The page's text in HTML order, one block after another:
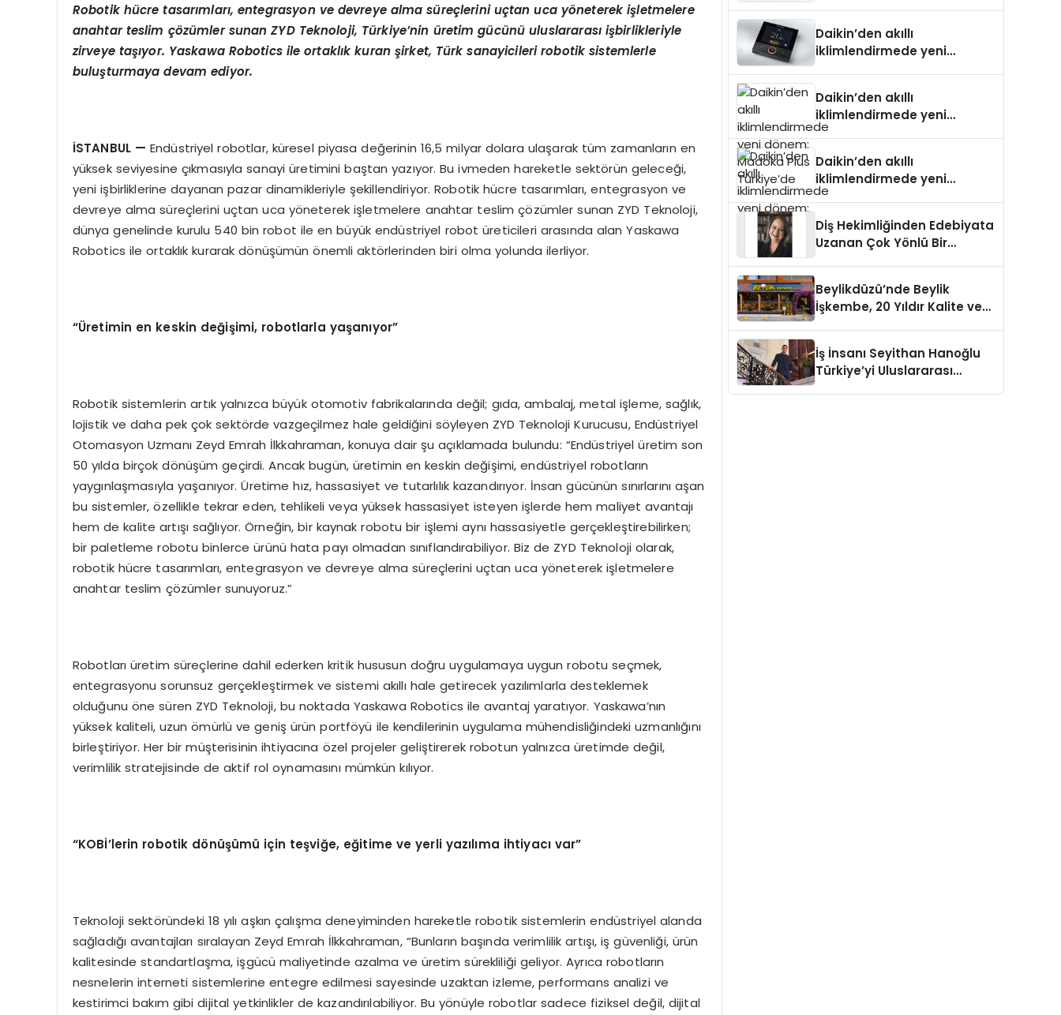
Robotik hücre tasarımları, entegrasyon ve devreye alma süreçlerini uçtan uca yöneterek işletmelere
anahtar teslim çözümler sunan ZYD Teknoloji, Türkiye’nin üretim gücünü uluslararası işbirlikleriyle
zirveye taşıyor. Yaskawa Robotics ile ortaklık kuran şirket, Türk sanayicileri robotik sistemlerle
buluşturmaya devam ediyor.
İSTANBUL — Endüstriyel robotlar, küresel piyasa değerinin 16,5 milyar dolara ulaşarak tüm zamanların en
yüksek seviyesine çıkmasıyla sanayi üretimini baştan yazıyor. Bu ivmeden hareketle sektörün geleceği,
yeni işbirliklerine dayanan pazar dinamikleriyle şekillendiriyor. Robotik hücre tasarımları, entegrasyon ve
devreye alma süreçlerini uçtan uca yöneterek işletmelere anahtar teslim çözümler sunan ZYD Teknoloji,
dünya genelinde kurulu 540 bin robot ile en büyük endüstriyel robot üreticileri arasında alan Yaskawa
Robotics ile ortaklık kurarak dönüşümün önemli aktörlerinden biri olma yolunda ilerliyor.
“Üretimin en keskin değişimi, robotlarla yaşanıyor”
Robotik sistemlerin artık yalnızca büyük otomotiv fabrikalarında değil; gıda, ambalaj, metal işleme, sağlık,
lojistik ve daha pek çok sektörde vazgeçilmez hale geldiğini söyleyen ZYD Teknoloji Kurucusu, Endüstriyel
Otomasyon Uzmanı Zeyd Emrah İlkkahraman, konuya dair şu açıklamada bulundu: “Endüstriyel üretim son
50 yılda birçok dönüşüm geçirdi. Ancak bugün, üretimin en keskin değişimi, endüstriyel robotların
yaygınlaşmasıyla yaşanıyor. Üretime hız, hassasiyet ve tutarlılık kazandırıyor. İnsan gücünün sınırlarını aşan
bu sistemler, özellikle tekrar eden, tehlikeli veya yüksek hassasiyet isteyen işlerde hem maliyet avantajı
hem de kalite artışı sağlıyor. Örneğin, bir kaynak robotu bir işlemi aynı hassasiyetle gerçekleştirebilirken;
bir paletleme robotu binlerce ürünü hata payı olmadan sınıflandırabiliyor. Biz de ZYD Teknoloji olarak,
robotik hücre tasarımları, entegrasyon ve devreye alma süreçlerini uçtan uca yöneterek işletmelere
anahtar teslim çözümler sunuyoruz.”
Robotları üretim süreçlerine dahil ederken kritik hususun doğru uygulamaya uygun robotu seçmek,
entegrasyonu sorunsuz gerçekleştirmek ve sistemi akıllı hale getirecek yazılımlarla desteklemek
olduğunu öne süren ZYD Teknoloji, bu noktada Yaskawa Robotics ile avantaj yaratıyor. Yaskawa’nın
yüksek kaliteli, uzun ömürlü ve geniş ürün portföyü ile kendilerinin uygulama mühendisliğindeki uzmanlığını
birleştiriyor. Her bir müşterisinin ihtiyacına özel projeler geliştirerek robotun yalnızca üretimde değil,
verimlilik stratejisinde de aktif rol oynamasını mümkün kılıyor.
“KOBİ’lerin robotik dönüşümü için teşviğe, eğitime ve yerli yazılıma ihtiyacı var”
Teknoloji sektöründeki 18 yılı aşkın çalışma deneyiminden hareketle robotik sistemlerin endüstriyel alanda
sağladığı avantajları sıralayan Zeyd Emrah İlkkahraman, “Bunların başında verimlilik artışı, iş güvenliği, ürün
kalitesinde standartlaşma, işgücü maliyetinde azalma ve üretim sürekliliği geliyor. Ayrıca robotların
nesnelerin interneti sistemlerine entegre edilmesi sayesinde uzaktan izleme, performans analizi ve
kestirimci bakım gibi dijital yetkinlikler de kazandırılabiliyor. Bu yönüyle robotlar sadece fiziksel değil, dijital
Daikin’den akıllı
iklimlendirmede yeni
Daikin’den akıllı
iklimlendirmede yeni
dönem: Madoka Plus
Daikin’den akıllı
iklimlendirmede yeni
dönem: Madoka Plus
Diş Hekimliğinden Edebiyata
Uzanan Çok Yönlü Bir
Beylikdüzü’nde Beylik
İşkembe, 20 Yıldır Kalite ve
İş İnsanı Seyithan Hanoğlu
Türkiye’yi Uluslararası